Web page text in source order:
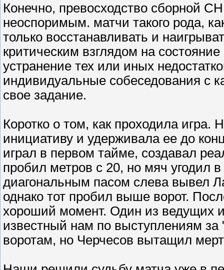
Конечно, превосходство сборной
неоспоримым. матчи такого рода,
только восстанавливать и
критическим взглядом на
устранение тех или иных
индивидуальные собеседования с
свое задание.
Коротко о том, как проходила игра.
инициативу и удерживала ее до
играл в первом тайме, создавал
пробил метров с 20, но мяч угодил
диагональным пасом слева вывел
однако тот пробил выше ворот.
хороший момент. Один из ведущих
известный нам по выступлениям
воротам, но Черчесов вытащил